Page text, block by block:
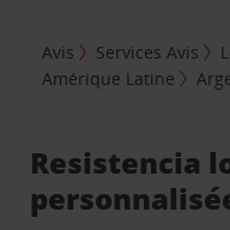
Avis Services Avis
Amérique Latine
Resistencia